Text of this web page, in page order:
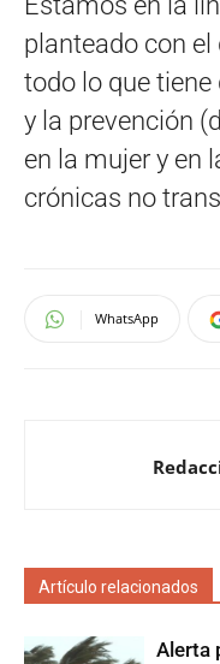
planteado con
todo lo que
y la prevención
en la mujer y en
crónicas no
WhatsApp
Artículo relacionados
Alerta